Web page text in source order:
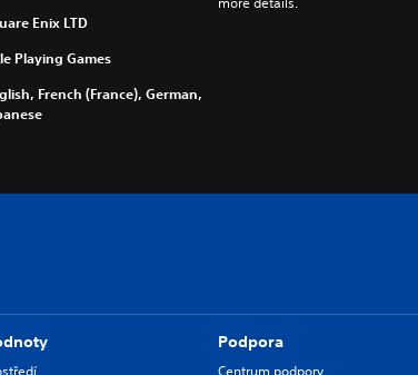
Enix LTD
Playing Games
French (France), German,
Podpora